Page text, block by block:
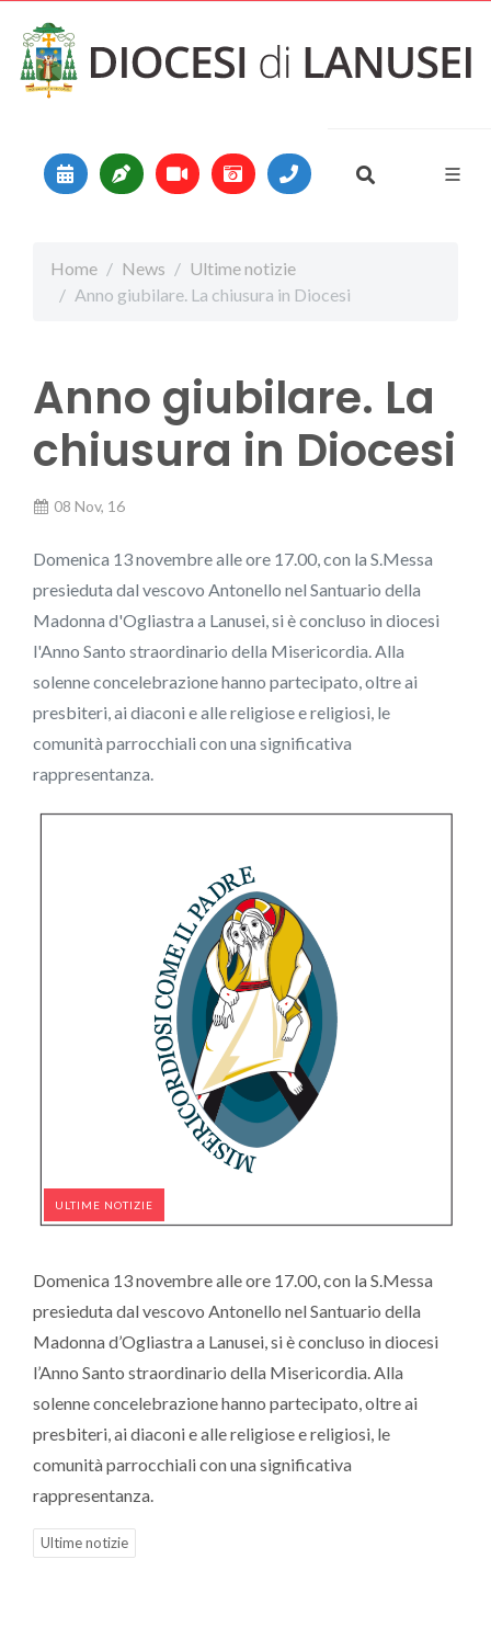
Main Navigation
Home News
Ultime notizie
Anno giubilare. La chiusura in Diocesi
Anno giubilare. La
chiusura in Diocesi
08 Nov, 16
Domenica 13 novembre alle ore 17.00, con la S.Messa
presieduta dal vescovo Antonello nel Santuario della
Madonna d'Ogliastra a Lanusei, si è concluso in diocesi
l'Anno Santo straordinario della Misericordia. Alla
solenne concelebrazione hanno partecipato, oltre ai
presbiteri, ai diaconi e alle religiose e religiosi, le
comunità parrocchiali con una significativa
rappresentanza.
ULTIME NOTIZIE
Domenica 13 novembre alle ore 17.00, con la S.Messa
presieduta dal vescovo Antonello nel Santuario della
Madonna d’Ogliastra a Lanusei, si è concluso in diocesi
l’Anno Santo straordinario della Misericordia. Alla
solenne concelebrazione hanno partecipato, oltre ai
presbiteri, ai diaconi e alle religiose e religiosi, le
comunità parrocchiali con una significativa
rappresentanza.
Ultime notizie